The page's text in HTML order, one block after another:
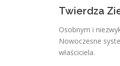
Twierdza
Osobnym i
Nowoczesne
właściciela.